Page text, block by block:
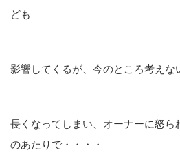
ども
影響してくるが、今のところ考えな
長くなってしまい、オーナーに怒ら
のあたりで・・・・